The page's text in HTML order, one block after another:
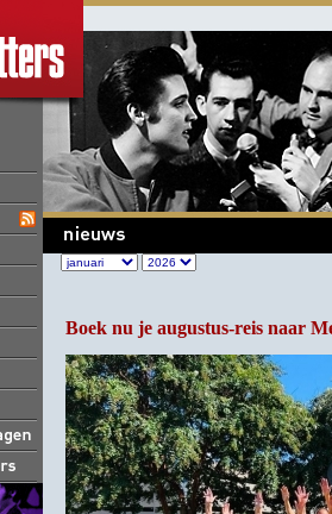
Boek nu je augustus-reis naar